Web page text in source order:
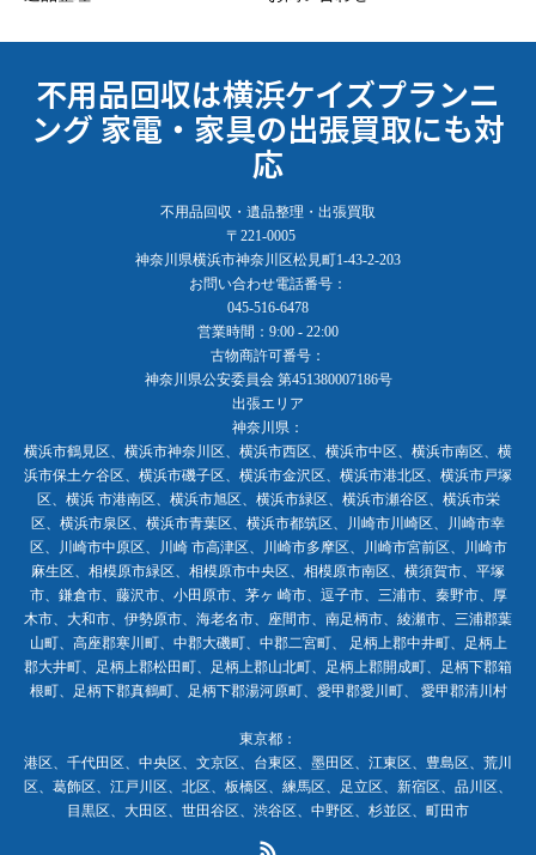
不用品回収は横浜ケイズプランニ
ング 家電・家具の出張買取にも対
応
不用品回収・遺品整理・出張買取
〒221-0005
神奈川県横浜市神奈川区松見町1-43-2-203
お問い合わせ電話番号：
045-516-6478
営業時間：9:00 - 22:00
古物商許可番号：
神奈川県公安委員会 第451380007186号
出張エリア
神奈川県：
横浜市鶴見区、横浜市神奈川区、横浜市西区、横浜市中区、横浜市南区、横
浜市保土ケ谷区、横浜市磯子区、横浜市金沢区、横浜市港北区、横浜市戸塚
区、横浜 市港南区、横浜市旭区、横浜市緑区、横浜市瀬谷区、横浜市栄
区、横浜市泉区、横浜市青葉区、横浜市都筑区、川崎市川崎区、川崎市幸
区、川崎市中原区、川崎 市高津区、川崎市多摩区、川崎市宮前区、川崎市
麻生区、相模原市緑区、相模原市中央区、相模原市南区、横須賀市、平塚
市、鎌倉市、藤沢市、小田原市、茅ヶ 崎市、逗子市、三浦市、秦野市、厚
木市、大和市、伊勢原市、海老名市、座間市、南足柄市、綾瀬市、三浦郡葉
山町、高座郡寒川町、中郡大磯町、中郡二宮町、 足柄上郡中井町、足柄上
郡大井町、足柄上郡松田町、足柄上郡山北町、足柄上郡開成町、足柄下郡箱
根町、足柄下郡真鶴町、足柄下郡湯河原町、愛甲郡愛川町、 愛甲郡清川村
東京都：
港区、千代田区、中央区、文京区、台東区、墨田区、江東区、豊島区、荒川
区、葛飾区、江戸川区、北区、板橋区、練馬区、足立区、新宿区、品川区、
目黒区、大田区、世田谷区、渋谷区、中野区、杉並区、町田市